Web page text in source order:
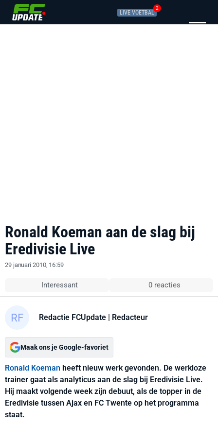
LIVE VOETBAL
2
Ronald Koeman aan de slag bij
Eredivisie Live
29 januari 2010, 16:59
Interessant 0 reacties
Redactie FCUpdate | Redacteur
Maak ons je Google-favoriet
Ronald Koeman heeft nieuw werk gevonden. De werkloze
trainer gaat als analyticus aan de slag bij Eredivisie Live.
Hij maakt volgende week zijn debuut, als de topper in de
Eredivisie tussen Ajax en FC Twente op het programma
staat.